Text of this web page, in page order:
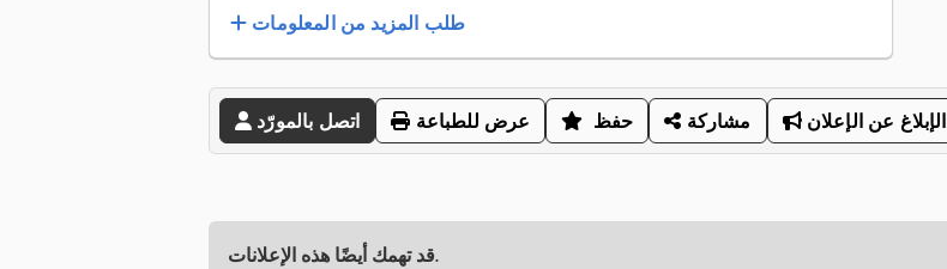
طلب المزيد من المعلومات
اتصل بالمورّد عرض للطباعة حفظ مشاركة الإبلاغ عن الإعلان
قد تهمك أيضًا هذه الإعلانات.